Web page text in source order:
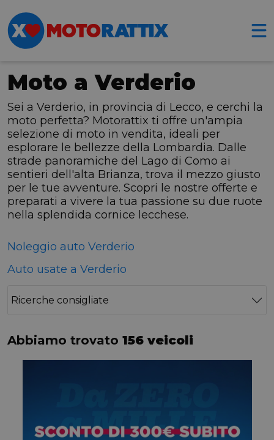
Moto a Verderio
Sei a Verderio, in provincia di Lecco, e cerchi la
moto perfetta? Motorattix ti offre un'ampia
selezione di moto in vendita, ideali per
esplorare le bellezze della Lombardia. Dalle
strade panoramiche del Lago di Como ai
sentieri dell'alta Brianza, trova il mezzo giusto
per le tue avventure. Scopri le nostre offerte e
preparati a vivere la tua passione su due ruote
nella splendida cornice lecchese.
Noleggio auto Verderio
Auto usate a Verderio
Ricerche consigliate
Abbiamo trovato 156 veicoli